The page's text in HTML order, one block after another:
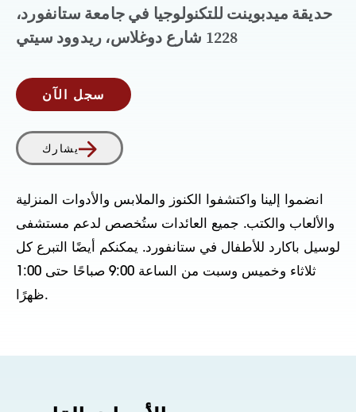
حديقة ميدبوينت للتكنولوجيا في جامعة ستانفورد،
1228 شارع دوغلاس، ريدوود سيتي
سجل الآن
يشارك
انضموا إلينا واكتشفوا الكنوز والملابس والأدوات المنزلية
والألعاب والكتب. جميع العائدات ستُخصص لدعم مستشفى
لوسيل باكارد للأطفال في ستانفورد. يمكنكم أيضًا التبرع كل
ثلاثاء وخميس وسبت من الساعة 9:00 صباحًا حتى 1:00
ظهرًا.